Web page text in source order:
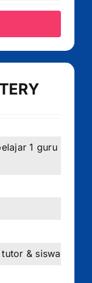
1 guru
& siswa